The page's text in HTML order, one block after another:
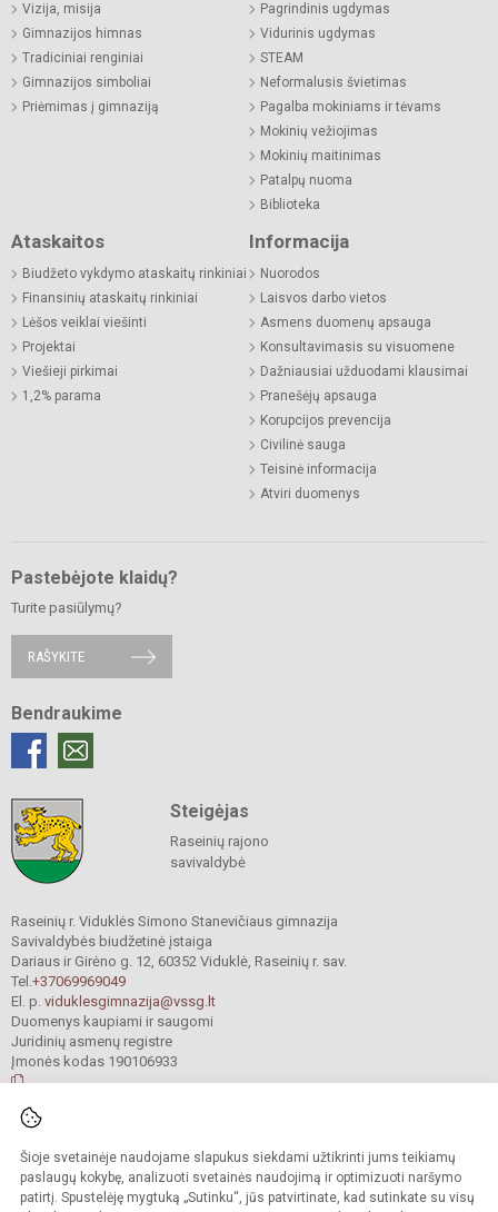
Šioje svetainėje naudojame slapukus siekdami užtikrinti jums teikiamų
paslaugų kokybę, analizuoti svetainės naudojimą ir optimizuoti naršymo
patirtį. Spustelėję mygtuką „Sutinku“, jūs patvirtinate, kad sutinkate su visų
Vizija, misija
Gimnazijos himnas
Tradiciniai renginiai
Gimnazijos simboliai
Priėmimas į gimnaziją
Pagrindinis ugdymas
Vidurinis ugdymas
STEAM
Neformalusis švietimas
Pagalba mokiniams ir tėvams
Mokinių vežiojimas
Mokinių maitinimas
Patalpų nuoma
Biblioteka
Ataskaitos
Biudžeto vykdymo ataskaitų rinkiniai
Finansinių ataskaitų rinkiniai
Lėšos veiklai viešinti
Projektai
Viešieji pirkimai
1,2% parama
Informacija
Nuorodos
Laisvos darbo vietos
Asmens duomenų apsauga
Konsultavimasis su visuomene
Dažniausiai užduodami klausimai
Pranešėjų apsauga
Korupcijos prevencija
Civilinė sauga
Teisinė informacija
Atviri duomenys
Pastebėjote klaidų?
Turite pasiūlymų?
RAŠYKITE
Bendraukime
Steigėjas
Raseinių rajono
savivaldybė
Raseinių r. Viduklės Simono Stanevičiaus gimnazija
Savivaldybės biudžetinė įstaiga
Dariaus ir Girėno g. 12, 60352 Viduklė, Raseinių r. sav.
Tel.+37069969049
El. p. viduklesgimnazija@vssg.lt
Duomenys kaupiami ir saugomi
Juridinių asmenų registre
Įmonės kodas 190106933
saugomos.
Kopijuoti turinį be raštiško gimnazijos sutikimo griežtai draudžiama.
Prieinamumo paraiška Slapukų valdymas